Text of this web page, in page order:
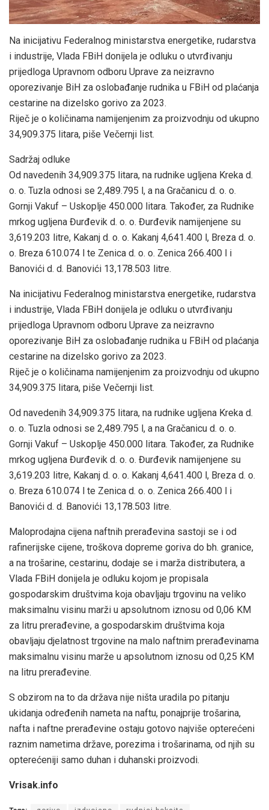
Na inicijativu Federalnog ministarstva energetike, rudarstva
i industrije, Vlada FBiH donijela je odluku o utvrđivanju
prijedloga Upravnom odboru Uprave za neizravno
oporezivanje BiH za oslobađanje rudnika u FBiH od plaćanja
cestarine na dizelsko gorivo za 2023.
Riječ je o količinama namijenjenim za proizvodnju od ukupno
34,909.375 litara, piše Večernji list.
Sadržaj odluke
Od navedenih 34,909.375 litara, na rudnike ugljena Kreka d.
o. o. Tuzla odnosi se 2,489.795 l, a na Gračanicu d. o. o.
Gornji Vakuf – Uskoplje 450.000 litara. Također, za Rudnike
mrkog ugljena Đurđevik d. o. o. Đurđevik namijenjene su
3,619.203 litre, Kakanj d. o. o. Kakanj 4,641.400 l, Breza d. o.
o. Breza 610.074 l te Zenica d. o. o. Zenica 266.400 l i
Banovići d. d. Banovići 13,178.503 litre.
Na inicijativu Federalnog ministarstva energetike, rudarstva
i industrije, Vlada FBiH donijela je odluku o utvrđivanju
prijedloga Upravnom odboru Uprave za neizravno
oporezivanje BiH za oslobađanje rudnika u FBiH od plaćanja
cestarine na dizelsko gorivo za 2023.
Riječ je o količinama namijenjenim za proizvodnju od ukupno
34,909.375 litara, piše Večernji list.
Od navedenih 34,909.375 litara, na rudnike ugljena Kreka d.
o. o. Tuzla odnosi se 2,489.795 l, a na Gračanicu d. o. o.
Gornji Vakuf – Uskoplje 450.000 litara. Također, za Rudnike
mrkog ugljena Đurđevik d. o. o. Đurđevik namijenjene su
3,619.203 litre, Kakanj d. o. o. Kakanj 4,641.400 l, Breza d. o.
o. Breza 610.074 l te Zenica d. o. o. Zenica 266.400 l i
Banovići d. d. Banovići 13,178.503 litre.
Maloprodajna cijena naftnih prerađevina sastoji se i od
rafinerijske cijene, troškova dopreme goriva do bh. granice,
a na trošarine, cestarinu, dodaje se i marža distributera, a
Vlada FBiH donijela je odluku kojom je propisala
gospodarskim društvima koja obavljaju trgovinu na veliko
maksimalnu visinu marži u apsolutnom iznosu od 0,06 KM
za litru prerađevine, a gospodarskim društvima koja
obavljaju djelatnost trgovine na malo naftnim prerađevinama
maksimalnu visinu marže u apsolutnom iznosu od 0,25 KM
na litru prerađevine.
S obzirom na to da država nije ništa uradila po pitanju
ukidanja određenih nameta na naftu, ponajprije trošarina,
nafta i naftne prerađevine ostaju gotovo najviše opterećeni
raznim nametima države, porezima i trošarinama, od njih su
opterećeniji samo duhan i duhanski proizvodi.
Vrisak.info